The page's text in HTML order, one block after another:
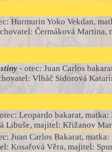
Hurmurin Yoko Vekdan,
Čermáková Martina,
- otec: Juan Carlos
Vlháč Sidorová
Leopardo bakarat, matka:
Libuše, majitel: Křižanov
Juan Carlos Bakarat, matka:
Kosařová Věra, majitel: